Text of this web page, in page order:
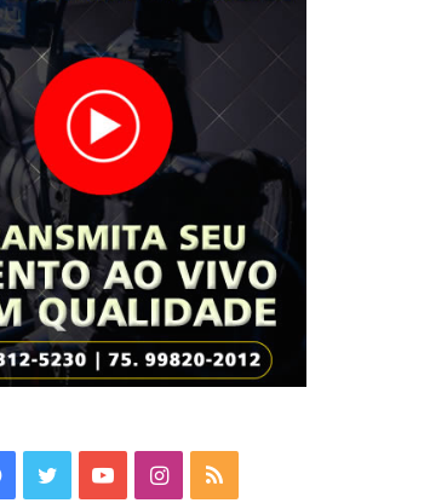
Facebook
TwitterYouTubeInstagram
RSS